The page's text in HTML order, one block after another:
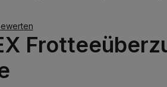
von 0 von 5 Sternen